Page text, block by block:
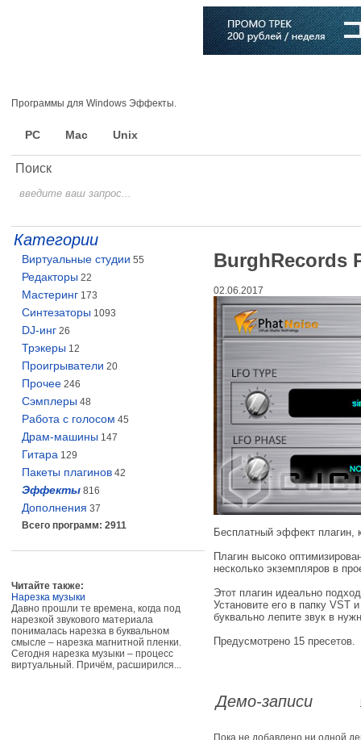
Программы для Windows Эффекты.
PC Mac Unix
Поиск
Категории
Виртуальные студии 55
Редакторы 22
Мастеринг 173
Синтезаторы 1093
DJ-инг 26
Трэкеры 12
Проигрыватели 20
Прочее 246
Сэмплеры 48
Работа с голосом 45
Драм-машины 147
Гитара 129
Пакеты плагинов 42
Эффекты 816
Дополнения 37
Всего программ: 2911
Читайте также:
Нарезка музыки
Давно прошли те времена, когда под
нарезкой звукового материала
понималась нарезка в буквальном
смысле – нарезка магнитной пленки.
Сегодня нарезка музыки – процесс
виртуальный. Причём, расширился...
BurghRecords
02.06.2017
Бесплатный эффект плагин,
Плагин высоко
несколько экземпляров в
Этот плагин идеально
Установите его в папку VST
буквально лепите звук в
Предусмотрено 15 пресетов.
Демо-записи
Пока не добавлено ни одной